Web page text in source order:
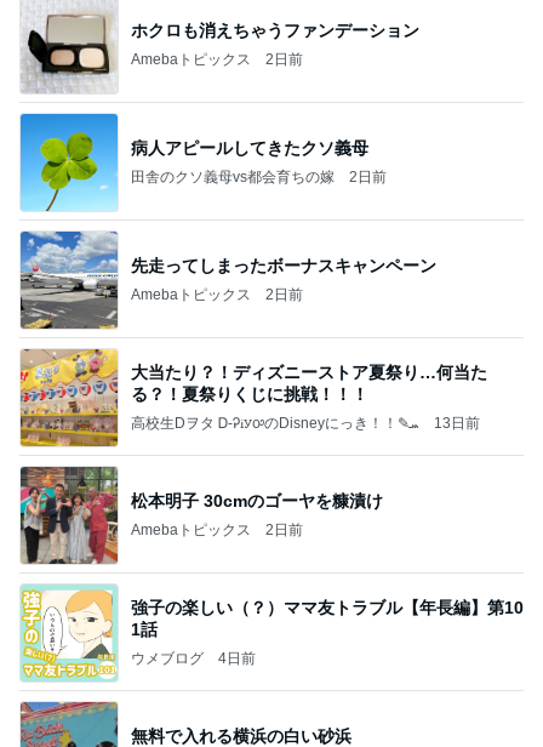
ホクロも消えちゃうファンデーション
Amebaトピックス 2日前
病人アピールしてきたクソ義母
田舎のクソ義母vs都会育ちの嫁 2日前
先走ってしまったボーナスキャンペーン
Amebaトピックス 2日前
大当たり？！ディズニーストア夏祭り…何当た
る？！夏祭りくじに挑戦！！！
高校生Dヲタ Ꭰ-ᎮꭵꭹꭴのDisneyにっき！！✎ܚ 13日前
松本明子 30cmのゴーヤを糠漬け
Amebaトピックス 2日前
強子の楽しい（？）ママ友トラブル【年長編】第10
1話
ウメブログ 4日前
無料で入れる横浜の白い砂浜